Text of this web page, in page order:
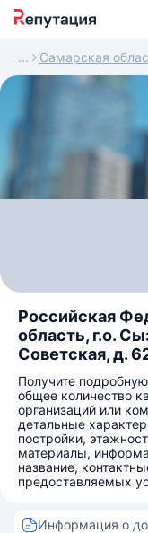
Самарская
Российская
область, г.о.
Советская, д.
Получите
общее количество
организаций или
детальные
постройки,
материалы,
название,
предоставляемых
Информация о